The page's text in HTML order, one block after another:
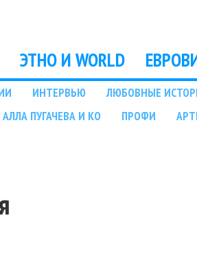
ЭТНО И WORLD
ИНТЕРВЬЮ ЛЮБОВНЫЕ
АЛЛА ПУГАЧЕВА И КО ПРОФИ